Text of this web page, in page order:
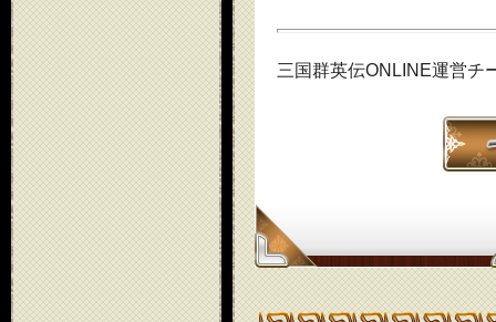
三国群英伝ONLINE運営チ